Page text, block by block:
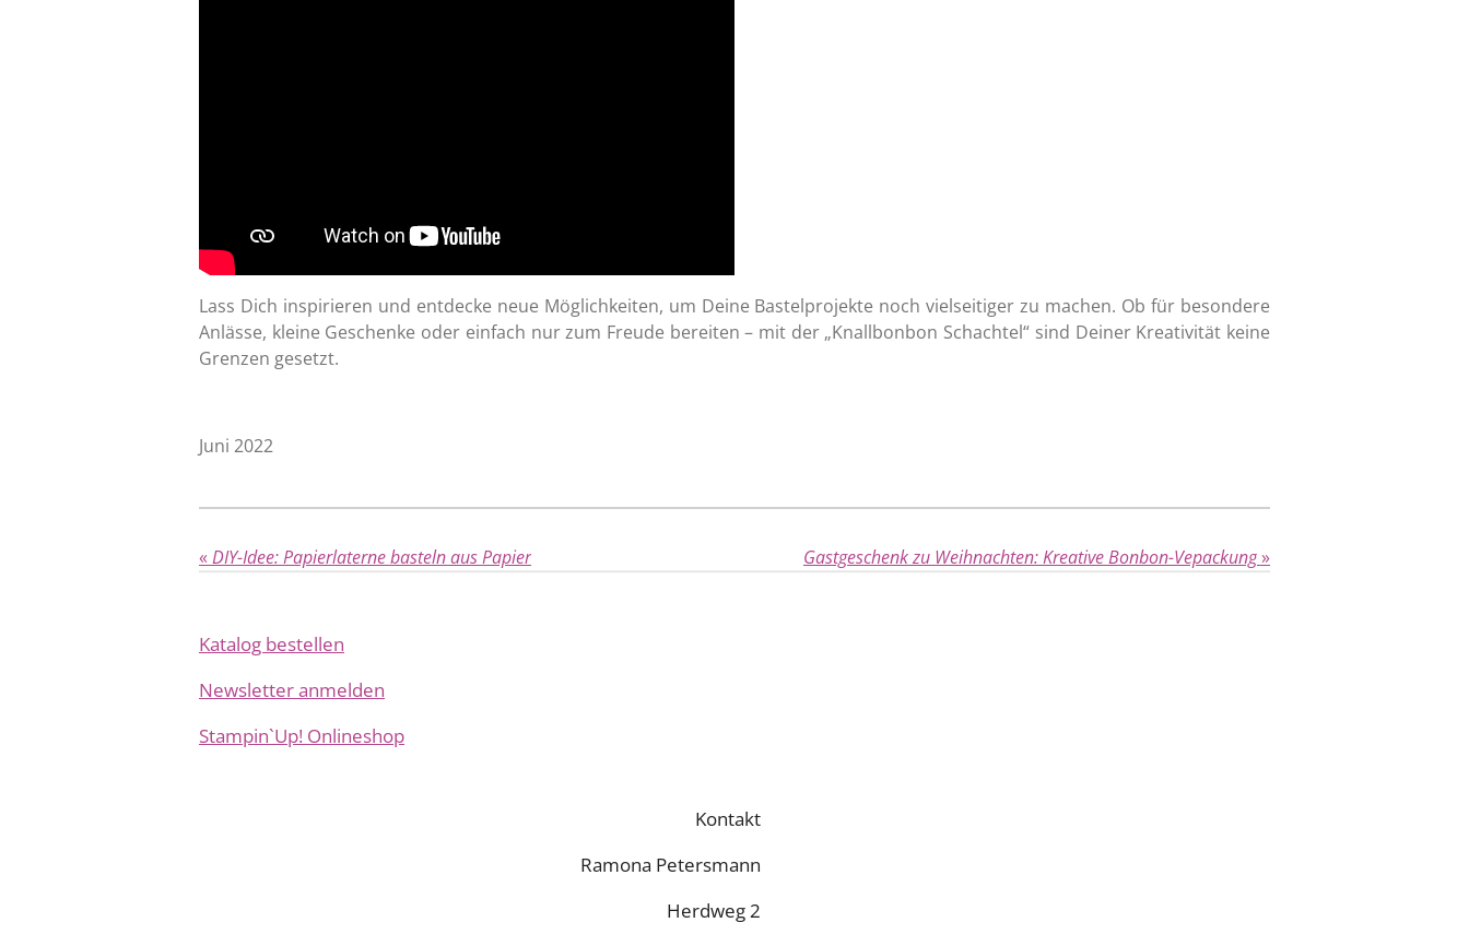
Lass Dich inspirieren und entdecke neue Möglichkeiten, um Deine Bastelprojekte noch vielseitiger zu machen. Ob für besondere
Anlässe, kleine Geschenke oder einfach nur zum Freude bereiten – mit der „Knallbonbon Schachtel“ sind Deiner Kreativität keine
Grenzen gesetzt.
Juni 2022
« DIY-Idee: Papierlaterne basteln aus Papier Gastgeschenk zu Weihnachten: Kreative Bonbon-Vepackung»
Katalog bestellen
Newsletter anmelden
Stampin`Up! Onlineshop
Kontakt
Ramona Petersmann
Herdweg 2